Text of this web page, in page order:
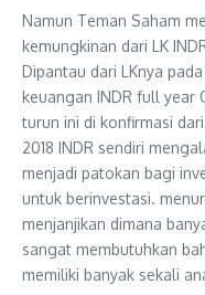
Namun Teman Saham
kemungkinan dari LK
Dipantau dari LKnya
keuangan INDR full year
turun ini di konfirmasi
2018 INDR sendiri
menjadi patokan bagi
untuk berinvestasi.
menjanjikan dimana
sangat membutuhkan
memiliki banyak sekali